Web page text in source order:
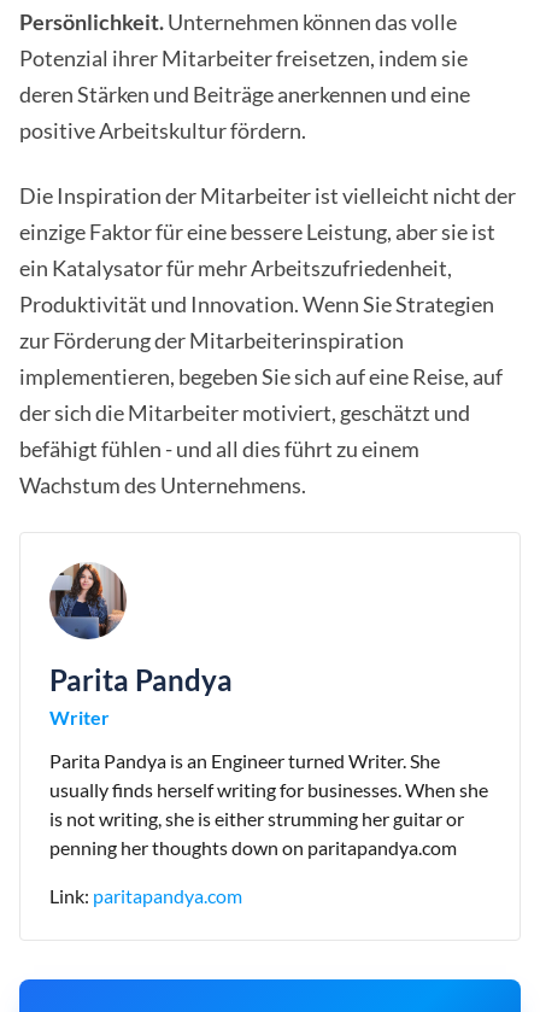
Persönlichkeit.Unternehmen können das volle
Potenzial ihrer Mitarbeiter freisetzen, indem sie
deren Stärken und Beiträge anerkennen und eine
positive Arbeitskultur fördern.
Die Inspiration der Mitarbeiter ist vielleicht nicht der
einzige Faktor für eine bessere Leistung, aber sie ist
ein Katalysator für mehr Arbeitszufriedenheit,
Produktivität und Innovation. Wenn Sie Strategien
zur Förderung der Mitarbeiterinspiration
implementieren, begeben Sie sich auf eine Reise, auf
der sich die Mitarbeiter motiviert, geschätzt und
befähigt fühlen - und all dies führt zu einem
Wachstum des Unternehmens.
Parita Pandya
Writer
Parita Pandya is an Engineer turned Writer. She
usually finds herself writing for businesses. When she
is not writing, she is either strumming her guitar or
penning her thoughts down on paritapandya.com
Link: paritapandya.com